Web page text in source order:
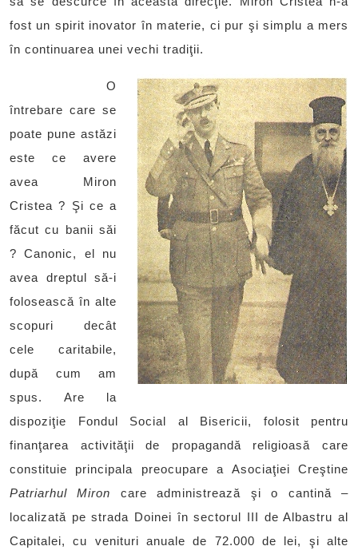
fost un spirit inovator în materie, ci pur şi simplu a mers
în continuarea unei vechi tradiţii.
O
întrebare care se
poate pune astăzi
este ce avere
avea Miron
Cristea ? Şi ce a
făcut cu banii săi
? Canonic, el nu
avea dreptul să-i
folosească în alte
scopuri decât
cele caritabile,
după cum am
spus. Are la
dispoziţie Fondul Social al Bisericii, folosit pentru
finanţarea activităţii de propagandă religioasă care
constituie principala preocupare a Asociaţiei Creştine
Patriarhul Miron care administrează şi o cantină –
localizată pe strada Doinei în sectorul III de Albastru al
Capitalei, cu venituri anuale de 72.000 de lei, şi alte